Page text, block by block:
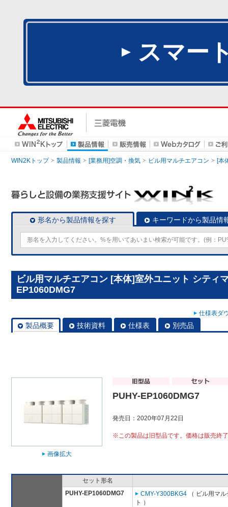
スマー
WIN2Kトップ 製品情報 [業務用]空調・換気 ビル用マルチエアコン [本
形名から製品情報を探す キーワードから製品情
ビル用マルチエアコン [本体]室外ユニット シティ
EP1060DMG7
仕様表ダ
製品概要 技術資料 仕様表 別売品
画像拡大
PUHY-EP1060DMG7
発売日：2020年07月22日
※この製品は旧型品です。価格は販売終
セット形名
PUHY-EP1060DMG7
CMY-Y300BKG4 （ ビル用マ
ト ）